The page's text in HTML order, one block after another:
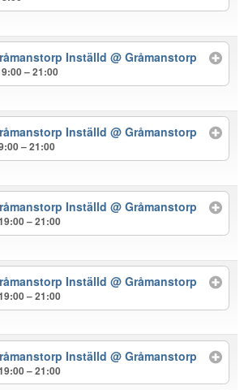
Inställd@ Gråmanstorp
– 21:00
Inställd@ Gråmanstorp
– 21:00
Inställd@ Gråmanstorp
– 21:00
Inställd@ Gråmanstorp
– 21:00
Inställd@ Gråmanstorp
– 21:00